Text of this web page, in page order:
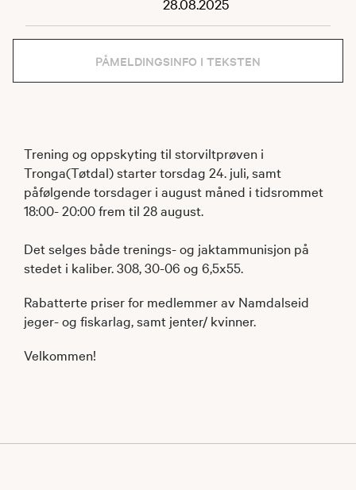
PÅMELDINGSINFO I TEKSTEN
Trening og oppskyting til storviltprøven i
Tronga(Tøtdal) starter torsdag 24. juli, samt
påfølgende torsdager i august måned i tidsrommet
18:00- 20:00 frem til 28 august.
Det selges både trenings- og jaktammunisjon på
stedet i kaliber. 308, 30-06 og 6,5x55.
Rabatterte priser for medlemmer av Namdalseid
jeger- og fiskarlag, samt jenter/ kvinner.
Velkommen!